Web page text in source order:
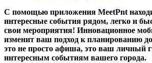
С помощью приложения MeetPnt
интересные события рядом, легко и
свои мероприятия! Инновационное
изменит ваш подход к планированию
это не просто афиша, это ваш личный
интересным событиям вашего города.